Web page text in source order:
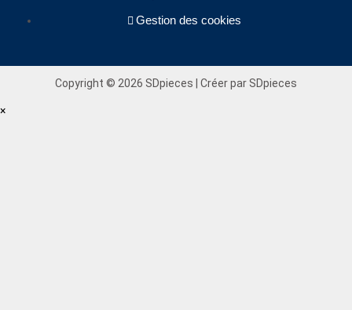
Gestion des cookies
Copyright © 2026 SDpieces | Créer par SDpieces
×